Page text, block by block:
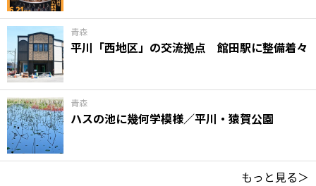
青森
平川「西地区」の交流拠点 館田駅に整備着々
青森
ハスの池に幾何学模様／平川・猿賀公園
もっと見る＞